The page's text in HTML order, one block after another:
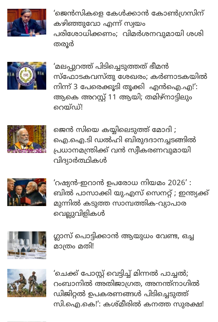
‘ജെൻസികളെ കേൾക്കാൻ കോൺഗ്രസിന്
കഴിഞ്ഞുവോ എന്ന് സ്വയം
പരിശോധിക്കണം; വിമർശനവുമായി ശശി
തരൂർ
‘മലപ്പുറത്ത് പിടിച്ചെടുത്തത് ഭീമൻ
സ്ഫോടകവസ്തു ശേഖരം; കർണാടകയിൽ
നിന്ന് 3 പേരെക്കൂടി തൂക്കി എൻഐ.എ!’:
ആകെ അറസ്റ്റ് 11 ആയി; തമിഴ്‌നാട്ടിലും
റെയ്ഡ്!
ജെൻ സിയെ കയ്യിലെടുത്ത് മോദി ;
ഐ.ഐ.ടി ഡൽഹി ബിരുദദാനച്ചടങ്ങിൽ
പ്രധാനമന്ത്രിക്ക് വൻ സ്വീകരണവുമായി
വിദ്യാർത്ഥികൾ
‘റഷ്യൻ-ഇറാൻ ഉപരോധ നിയമം 2026’ :
ബിൽ പാസാക്കി യു.എസ് സെനറ്റ് ; ഇന്ത്യക്ക്
മുന്നിൽ കടുത്ത സാമ്പത്തിക-വ്യാപാര
വെല്ലുവിളികൾ
ഗ്ലാസ് പൊട്ടിക്കാൻ ആയുധം വേണ്ട, ഒച്ച
മാത്രം മതി!
‘ചെക്ക് പോസ്റ്റ് വെട്ടിച്ച് മിന്നൽ പാച്ചൽ;
റംബാനിൽ അതിജാഗ്രത, അനന്ത്നാഗിൽ
ഡിജിറ്റൽ ഉപകരണങ്ങൾ പിടിച്ചെടുത്ത്
സി.ഐ.കെ!’: കശ്മീരിൽ കനത്ത സുരക്ഷ!